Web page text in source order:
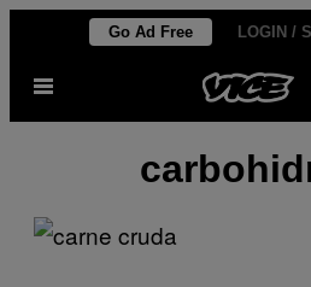
contenido
Go Ad Free LOGIN /
Abrir